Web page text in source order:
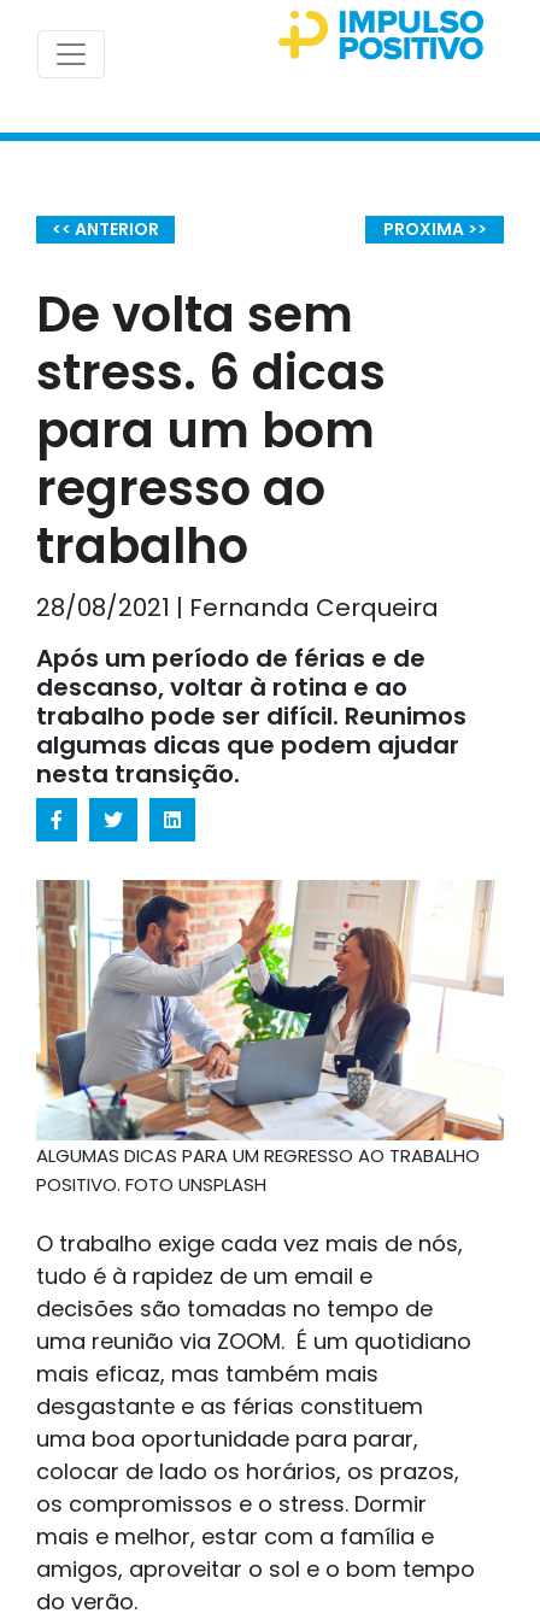
<< ANTERIOR PROXIMA >>
De volta sem
stress. 6 dicas
para um bom
regresso ao
trabalho
28/08/2021 | Fernanda Cerqueira
Após um período de férias e de
descanso, voltar à rotina e ao
trabalho pode ser difícil. Reunimos
algumas dicas que podem ajudar
nesta transição.
ALGUMAS DICAS PARA UM REGRESSO AO TRABALHO
POSITIVO. FOTO UNSPLASH
O trabalho exige cada vez mais de nós,
tudo é à rapidez de um email e
decisões são tomadas no tempo de
uma reunião via ZOOM. É um quotidiano
mais eficaz, mas também mais
desgastante e as férias constituem
uma boa oportunidade para parar,
colocar de lado os horários, os prazos,
os compromissos e o stress. Dormir
mais e melhor, estar com a família e
amigos, aproveitar o sol e o bom tempo
do verão.